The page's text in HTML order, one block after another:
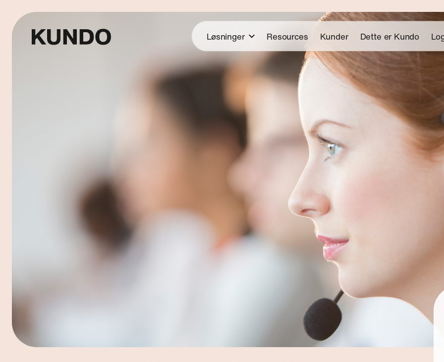
Løsninger
AI Ticketing
Knowledge Agent
AI Chat
Forum
Kundo AI Suite er live
Resources Kunder Dette er Kundo